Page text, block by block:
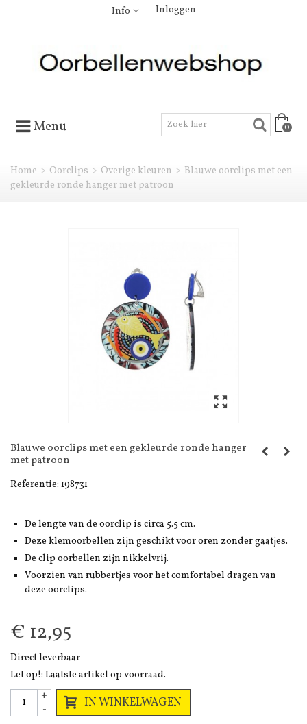
Info Inloggen
Menu 0
Home > Oorclips > Overige kleuren > Blauwe oorclips met een
gekleurde ronde hanger met patroon
Blauwe oorclips met een gekleurde ronde hanger
met patroon
Referentie: 198731
De lengte van de oorclip is circa 5.5 cm.
Deze klemoorbellen zijn geschikt voor oren zonder gaatjes.
De clip oorbellen zijn nikkelvrij.
Voorzien van rubbertjes voor het comfortabel dragen van
deze oorclips.
€ 12,95
Direct leverbaar
Let op!: Laatste artikel op voorraad.
-
+ IN WINKELWAGEN